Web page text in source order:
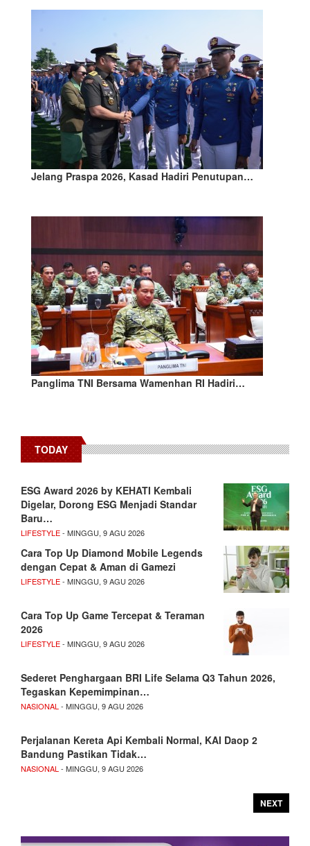
Jelang Praspa 2026, Kasad Hadiri Penutupan…
Panglima TNI Bersama Wamenhan RI Hadiri…
TODAY
ESG Award 2026 by KEHATI Kembali
Digelar, Dorong ESG Menjadi Standar
Baru…
LIFESTYLE- MINGGU, 9 AGU 2026
Cara Top Up Diamond Mobile Legends
dengan Cepat & Aman di Gamezi
LIFESTYLE- MINGGU, 9 AGU 2026
Cara Top Up Game Tercepat & Teraman
2026
LIFESTYLE- MINGGU, 9 AGU 2026
Sederet Penghargaan BRI Life Selama Q3 Tahun 2026,
Tegaskan Kepemimpinan…
NASIONAL- MINGGU, 9 AGU 2026
Perjalanan Kereta Api Kembali Normal, KAI Daop 2
Bandung Pastikan Tidak…
NASIONAL- MINGGU, 9 AGU 2026
NEXT